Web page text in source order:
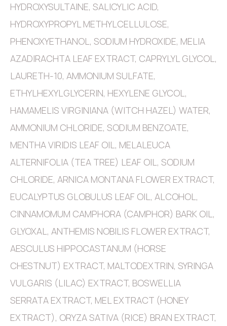
HYDROXYSULTAINE, SALICYLIC ACID,
HYDROXYPROPYL METHYLCELLULOSE,
PHENOXYETHANOL, SODIUM HYDROXIDE, MELIA
AZADIRACHTA LEAF EXTRACT, CAPRYLYL GLYCOL,
LAURETH-10, AMMONIUM SULFATE,
ETHYLHEXYLGLYCERIN, HEXYLENE GLYCOL,
HAMAMELIS VIRGINIANA (WITCH HAZEL) WATER,
AMMONIUM CHLORIDE, SODIUM BENZOATE,
MENTHA VIRIDIS LEAF OIL, MELALEUCA
ALTERNIFOLIA (TEA TREE) LEAF OIL, SODIUM
CHLORIDE, ARNICA MONTANA FLOWER EXTRACT,
EUCALYPTUS GLOBULUS LEAF OIL, ALCOHOL,
CINNAMOMUM CAMPHORA (CAMPHOR) BARK OIL,
GLYOXAL, ANTHEMIS NOBILIS FLOWER EXTRACT,
AESCULUS HIPPOCASTANUM (HORSE
CHESTNUT) EXTRACT, MALTODEXTRIN, SYRINGA
VULGARIS (LILAC) EXTRACT, BOSWELLIA
SERRATA EXTRACT, MEL EXTRACT (HONEY
EXTRACT), ORYZA SATIVA (RICE) BRAN EXTRACT,